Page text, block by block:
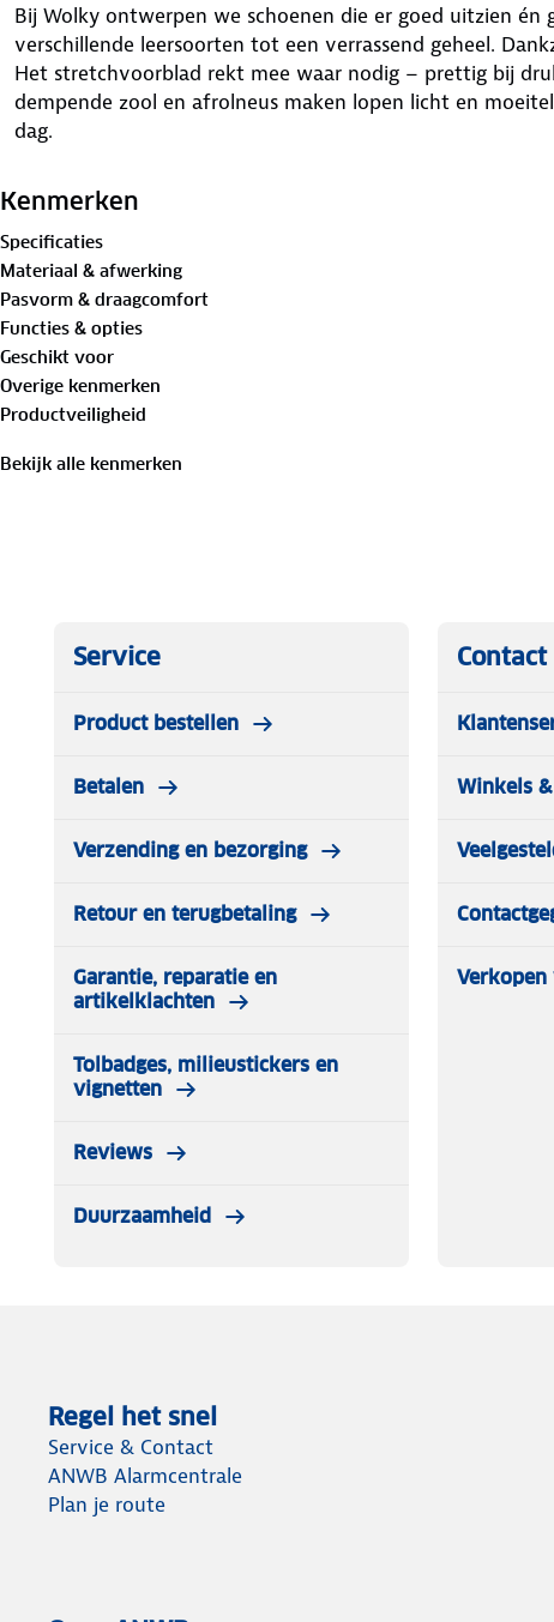
Bij Wolky ontwerpen we schoenen die er goed uitzien én
verschillende leersoorten tot een verrassend geheel.
Het stretchvoorblad rekt mee waar nodig – prettig bij
dempende zool en afrolneus maken lopen licht en
dag.
Kenmerken
Specificaties
Materiaal & afwerking
Pasvorm & draagcomfort
Functies & opties
Geschikt voor
Overige kenmerken
Productveiligheid
Bekijk alle kenmerken
Service
Product bestellen
Betalen
Verzending en bezorging
Retour en terugbetaling
Garantie, reparatie en
artikelklachten
Tolbadges, milieustickers en
vignetten
Reviews
Duurzaamheid
Contact
Winkels
Verkopen
Regel het snel
Service & Contact
ANWB Alarmcentrale
Plan je route